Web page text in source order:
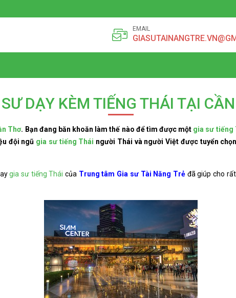
EMAIL
DẠY KÈM TIẾNG THÁI TẠI
Thơ. Bạn đang băn khoăn làm thế nào để tìm được một gia sư tiếng
đội ngũ gia sư tiếng Thái người Thái và người Việt được tuyển
gia sư tiếng Thái của Trung tâm Gia sư Tài Năng Trẻđã giúp cho rất